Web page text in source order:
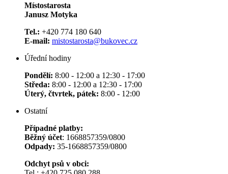
Místostarosta
Janusz Motyka
Tel.: +420 774 180 640
E-mail: mistostarosta@bukovec.cz
Úřední hodiny
Pondělí: 8:00 - 12:00 a 12:30 - 17:00
Středa: 8:00 - 12:00 a 12:30 - 17:00
Úterý, čtvrtek, pátek: 8:00 - 12:00
Ostatní
Případné platby:
Běžný účet: 1668857359/0800
Odpady: 35-1668857359/0800
Odchyt psů v obci: